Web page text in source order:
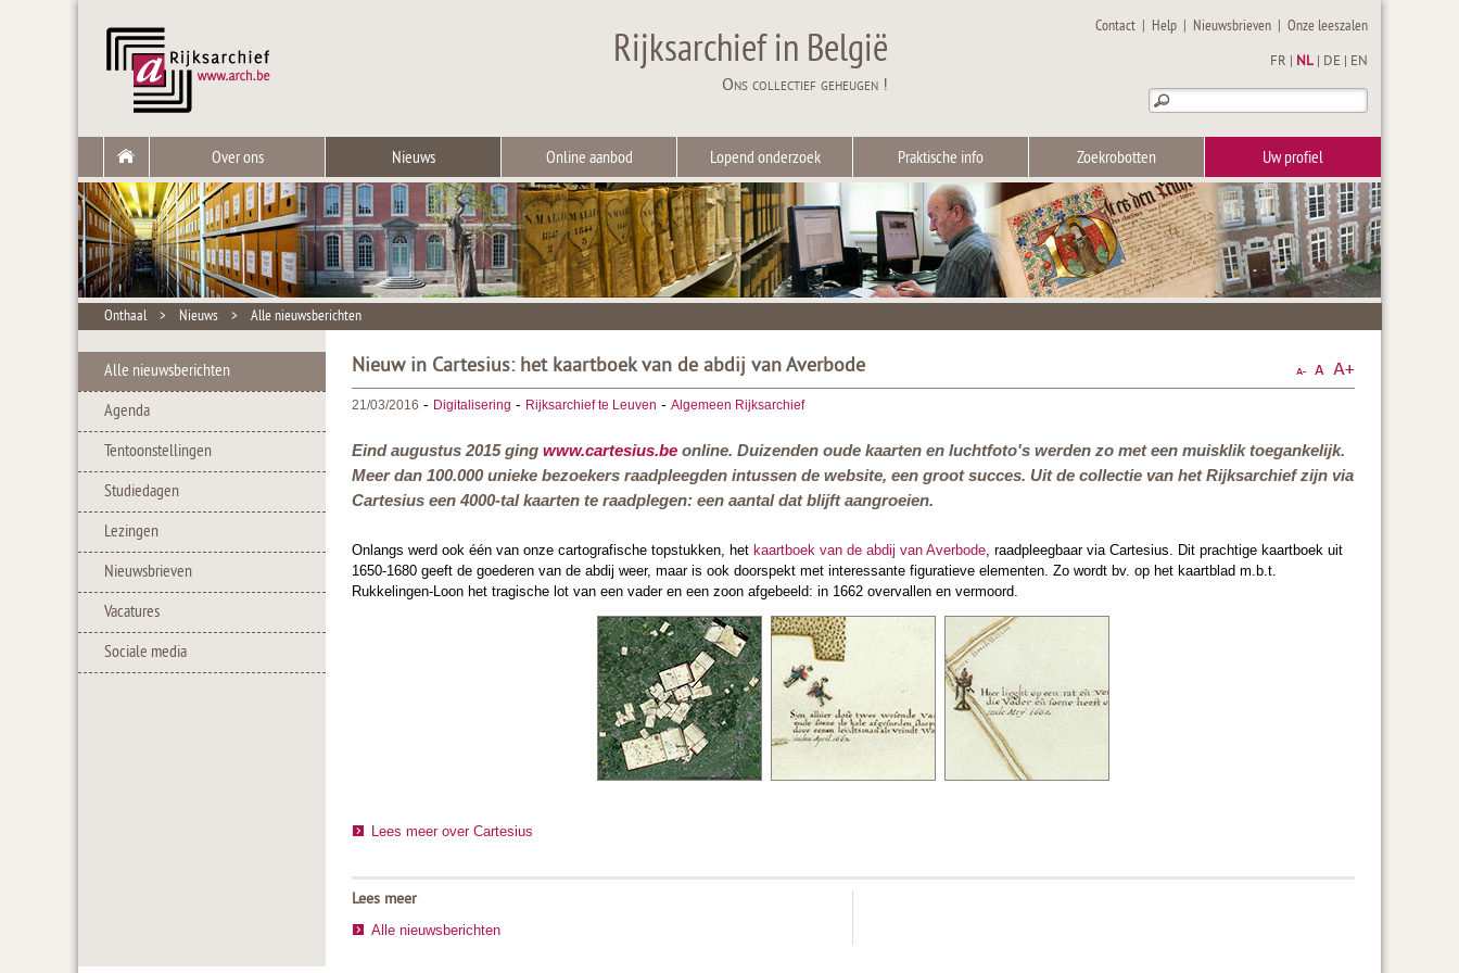
Rijksarchief in België
Ons collectief geheugen !
Contact | Help | Nieuwsbrieven |Onze leeszalen
FR NL DE EN
Over ons Nieuws Online aanbod Lopend onderzoek Praktische info Zoekrobotten Uw profiel
Onthaal > Nieuws > Alle nieuwsberichten
Alle nieuwsberichten
Agenda
Tentoonstellingen
Studiedagen
Lezingen
Nieuwsbrieven
Vacatures
Sociale media
Nieuw in Cartesius: het kaartboek van de abdij van Averbode
21/03/2016 - Digitalisering - Rijksarchief te Leuven - Algemeen Rijksarchief
Eind augustus 2015 ging www.cartesius.be online. Duizenden oude kaarten en luchtfoto's werden zo met een muisklik toegankelijk.
Meer dan 100.000 unieke bezoekers raadpleegden intussen de website, een groot succes. Uit de collectie van het Rijksarchief zijn via
Cartesius een 4000-tal kaarten te raadplegen: een aantal dat blijft aangroeien.
Onlangs werd ook één van onze cartografische topstukken, het kaartboek van de abdij van Averbode, raadpleegbaar via Cartesius. Dit prachtige kaartboek uit
1650-1680 geeft de goederen van de abdij weer, maar is ook doorspekt met interessante figuratieve elementen. Zo wordt bv. op het kaartblad m.b.t.
Rukkelingen-Loon het tragische lot van een vader en een zoon afgebeeld: in 1662 overvallen en vermoord.
Lees meer over Cartesius
Lees meer
Alle nieuwsberichten